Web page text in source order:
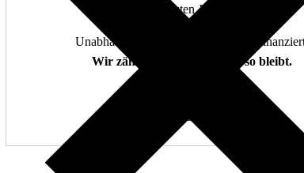
letzten Jahr.
Unabhängig. Open Access.
Wir zählen auf Sie, damit es so bleibt.